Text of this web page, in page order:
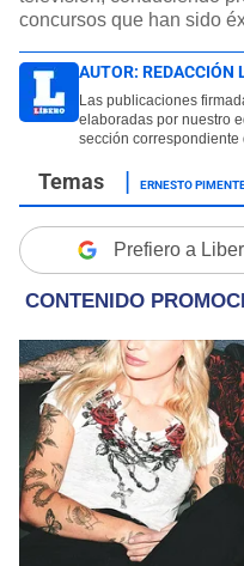
concursos que han sido
AUTOR: REDACCIÓN
Las publicaciones
elaboradas por nuestro
sección correspondiente
ERNESTO
Prefiero a